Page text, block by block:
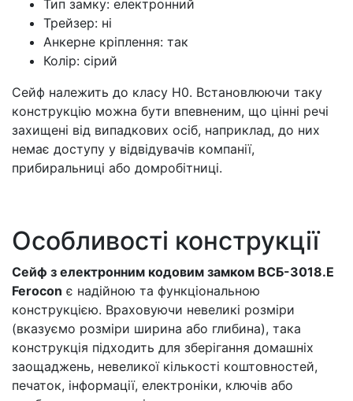
Тип замку: електронний
Трейзер: ні
Анкерне кріплення: так
Колір: сірий
Сейф належить до класу Н0. Встановлюючи таку
конструкцію можна бути впевненим, що цінні речі
захищені від випадкових осіб, наприклад, до них
немає доступу у відвідувачів компанії,
прибиральниці або домробітниці.
Особливості конструкції
Сейф з електронним кодовим замком ВСБ-3018.Е
Ferocon є надійною та функціональною
конструкцією. Враховуючи невеликі розміри
(вказуємо розміри ширина або глибина), така
конструкція підходить для зберігання домашніх
заощаджень, невеликої кількості коштовностей,
печаток, інформації, електроніки, ключів або